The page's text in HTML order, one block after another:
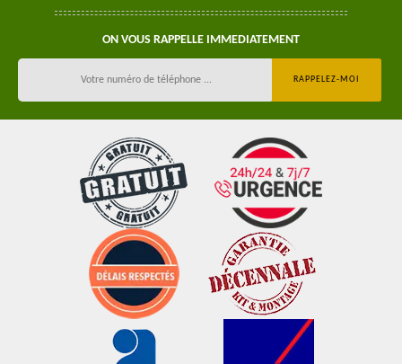
ON VOUS RAPPELLE IMMEDIATEMENT